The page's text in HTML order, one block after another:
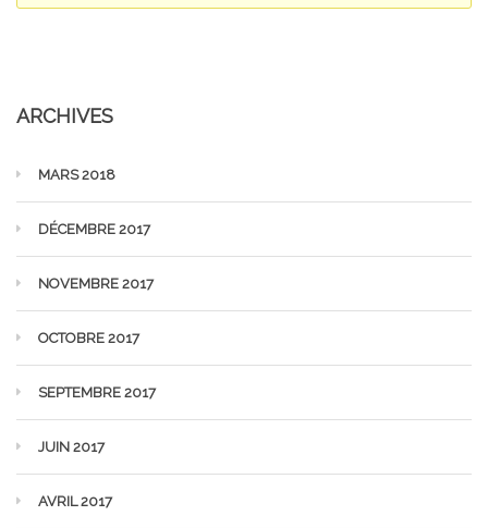
ARCHIVES
MARS 2018
DÉCEMBRE 2017
NOVEMBRE 2017
OCTOBRE 2017
SEPTEMBRE 2017
JUIN 2017
AVRIL 2017